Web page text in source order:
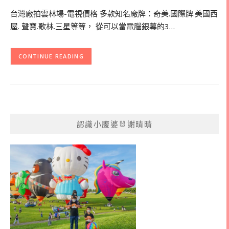
台灣廠拍雲林場-電視價格 多款知名廠牌：奇美.國際牌.美國西
屋. 聲寶.歌林.三星等等， 從可以當電腦銀幕的3…
CONTINUE READING
認識小腹婆🐰謝晴晴